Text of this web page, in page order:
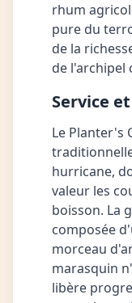
rhum
pure du
de la
de l'archipel
Service
Le Planter's
hurricane,
valeur les
boisson. La
composée
morceau
marasquin
libère